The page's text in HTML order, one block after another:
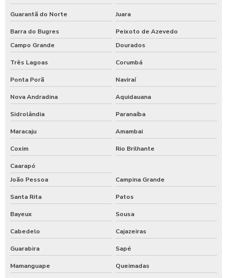
Guarantã do Norte Juara
Barra do Bugres
Peixoto de Azevedo
Campo Grande
Dourados
Três Lagoas Corumbá
Ponta Porã Naviraí
Nova Andradina Aquidauana
Sidrolândia Paranaíba
Maracaju Amambai
Coxim Rio Brilhante
Caarapó
João Pessoa
Campina Grande
Santa Rita Patos
Bayeux Sousa
Cabedelo Cajazeiras
Guarabira Sapé
Mamanguape Queimadas